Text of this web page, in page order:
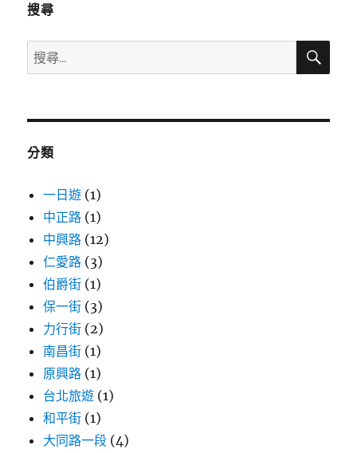
搜尋
搜
尋
鍵
搜
分類
一日遊 (1)
中正路 (1)
中興路 (12)
仁愛路 (3)
伯爵街 (1)
保一街 (3)
力行街 (2)
南昌街 (1)
原興路 (1)
台北旅遊 (1)
和平街 (1)
大同路一段 (4)